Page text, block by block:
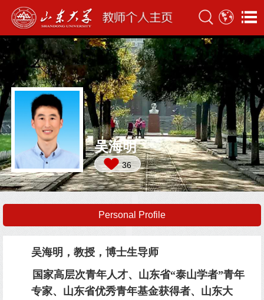
吴海明
36
Personal Profile
吴海明，教授，博士生导师
国家高层次青年人才、山东省“泰山学者”青年
专家、山东省优秀青年基金获得者、山东大